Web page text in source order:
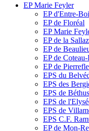
EP Marie Feyler
EP d'Entre-
EP de Floréal
EP Marie
EP de la Sallaz
EP de
EP de
EP de
EPS du
EPS des
EPS de
EPS de
EPS de
EPS C.F.
EP de Mon-